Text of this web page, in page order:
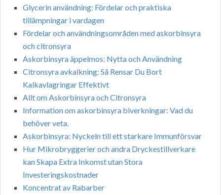
Glycerin användning: Fördelar och praktiska
tillämpningar i vardagen
Fördelar och användningsområden med askorbinsyra
och citronsyra
Askorbinsyra äppelmos: Nytta och Användning
Citronsyra avkalkning: Så Rensar Du Bort
Kalkavlagringar Effektivt
Allt om Askorbinsyra och Citronsyra
Information om askorbinsyra biverkningar: Vad du
behöver veta.
Askorbinsyra: Nyckeln till ett starkare Immunförsvar
Hur Mikrobryggerier och andra Dryckestillverkare
kan Skapa Extra Inkomst utan Stora
Investeringskostnader
Koncentrat av Rabarber